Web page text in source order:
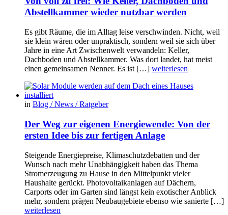
Abstellkammer wieder nutzbar werden
Es gibt Räume, die im Alltag leise verschwinden. Nicht, weil
sie klein wären oder unpraktisch, sondern weil sie sich über
Jahre in eine Art Zwischenwelt verwandeln: Keller,
Dachboden und Abstellkammer. Was dort landet, hat meist
einen gemeinsamen Nenner. Es ist […] weiterlesen
in Blog / News / Ratgeber
Der Weg zur eigenen Energiewende: Von der
ersten Idee bis zur fertigen Anlage
Steigende Energiepreise, Klimaschutzdebatten und der
Wunsch nach mehr Unabhängigkeit haben das Thema
Stromerzeugung zu Hause in den Mittelpunkt vieler
Haushalte gerückt. Photovoltaikanlagen auf Dächern,
Carports oder im Garten sind längst kein exotischer Anblick
mehr, sondern prägen Neubaugebiete ebenso wie sanierte […]
weiterlesen